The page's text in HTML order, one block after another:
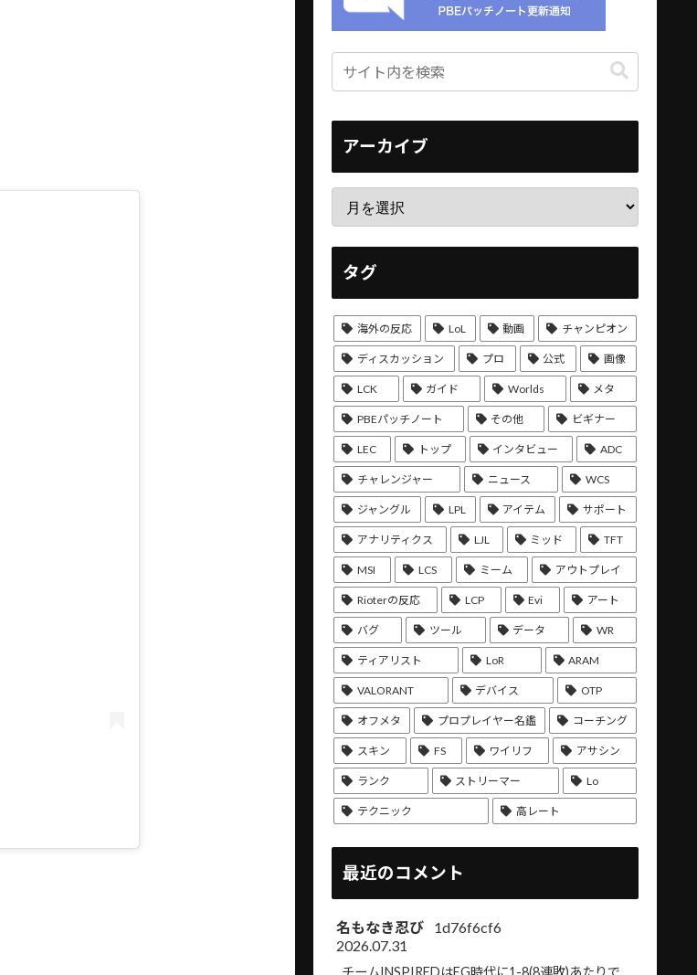
アーカイブ
タグ
海外の反応 LoL 動画 チャンピオン
ディスカッション プロ 公式 画像
LCK ガイド Worlds メタ
PBEパッチノート その他 ビギナー
LEC トップ インタビュー ADC
チャレンジャー ニュース WCS
ジャングル LPL アイテム サポート
アナリティクス LJL ミッド TFT
MSI LCS ミーム アウトプレイ
Rioterの反応 LCP Evi アート
バグ ツール データ WR
ティアリスト LoR ARAM
VALORANT デバイス OTP
オフメタ プロプレイヤー名鑑 コーチング
スキン FS ワイリフ アサシン
ランク ストリーマー Lo
テクニック 高レート
最近のコメント
名もなき忍び
1d76f6cf6
2026.07.31
チームINSPIREDはEG時代に1-8(8連敗)あたりで